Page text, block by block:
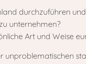
durchzuführen
unternehmen?
Art und Weise
unproblematischen